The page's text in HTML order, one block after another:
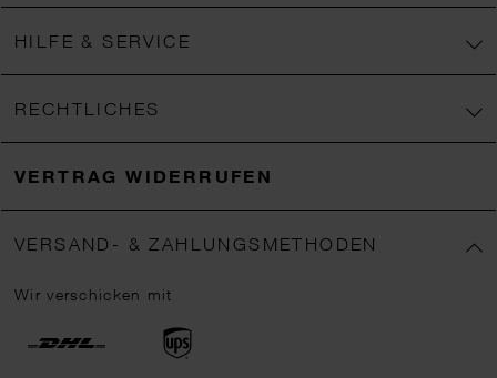
HILFE & SERVICE
RECHTLICHES
VERTRAG WIDERRUFEN
VERSAND- & ZAHLUNGSMETHODEN
Wir verschicken mit